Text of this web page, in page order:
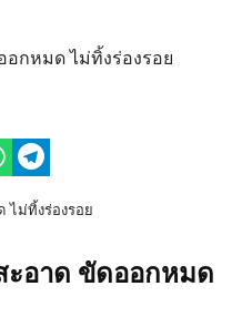
กหมด ไม่ทิ้งร่องรอย
ะอาด ขัดออกหมด